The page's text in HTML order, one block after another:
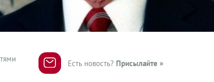
Есть новость? Присылайте »